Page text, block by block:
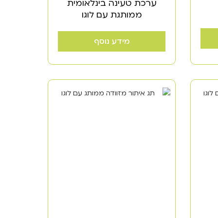
ערכת טעינה בינלאומית
ממותגת עם לוגו
מידע נוסף